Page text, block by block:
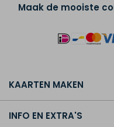
Maak de mooiste
KAARTEN MAKEN
INFO EN EXTRA'S